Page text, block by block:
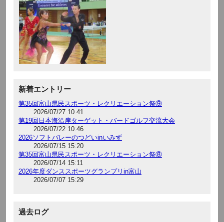
新着エントリー
第35回富山県民スポーツ・レクリエーション祭⑨
2026/07/27 10:41
第19回日本海沿岸ターゲット・バードゴルフ交流大会
2026/07/22 10:46
2026ソフトバレーのつどいinいみず
2026/07/15 15:20
第35回富山県民スポーツ・レクリエーション祭⑧
2026/07/14 15:11
2026年度ダンススポーツグランプリin富山
2026/07/07 15:29
過去ログ